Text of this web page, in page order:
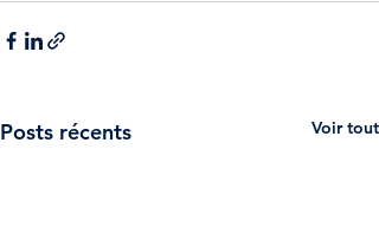
Posts récents Voir tout